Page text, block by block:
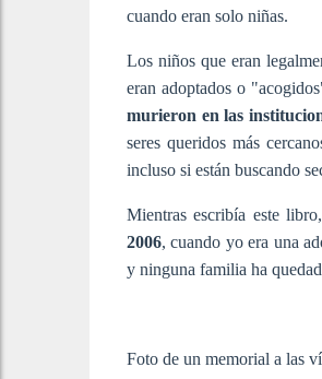
cuando eran solo niñas.
Los niños que eran
eran adoptados o
murieron en las
seres queridos más
incluso si están buscando
Mientras escribía este
2006, cuando yo era una
y ninguna familia ha
Foto de un memorial a las